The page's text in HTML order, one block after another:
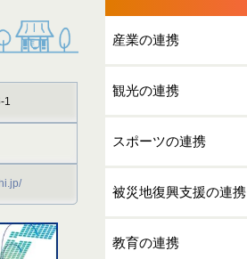
1
産業の連携
観光の連携
スポーツの連携
被災地復興支援の連携
教育の連携